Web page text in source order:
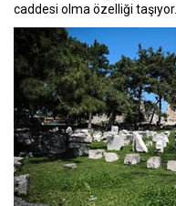
caddesi olma özelliği taşıyor.